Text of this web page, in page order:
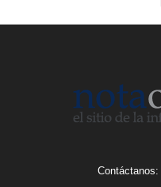
Contáctanos: